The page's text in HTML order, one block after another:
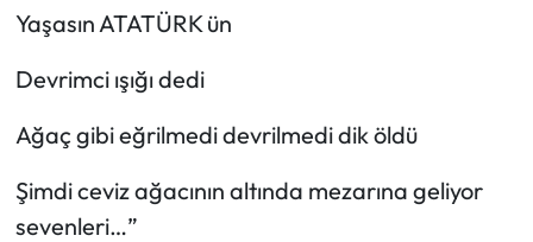
Yaşasın ATATÜRK ün
Devrimci ışığı dedi
Ağaç gibi eğrilmedi devrilmedi dik öldü
Şimdi ceviz ağacının altında mezarına geliyor
sevenleri…”